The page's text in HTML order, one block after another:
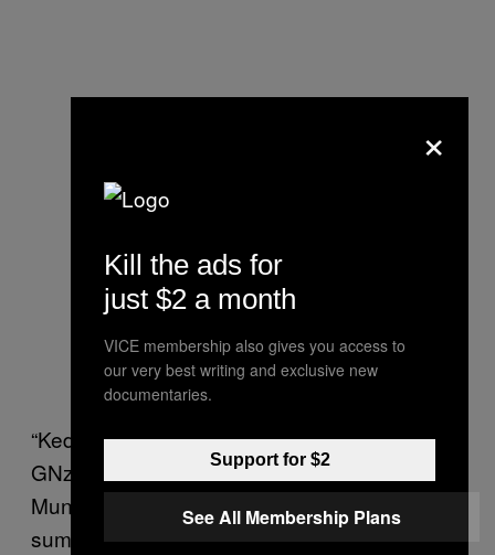
“Kedua objek ini menandakan penemuan
GNz11 bukan hanya kebetulan belaka.
Mungkin ini menunjukkan adanya populasi
sumber cahaya [ultraviolet] dengan efisiensi
×
Kill the ads for
just $2 a month
VICE membership also gives you access to
our very best writing and exclusive new
documentaries.
Support for $2
See All Membership Plans